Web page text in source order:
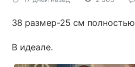
38 размер-25 см полностью
В идеале.